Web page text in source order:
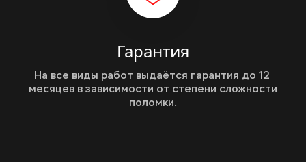
Гарантия
На все виды работ выдаётся гарантия до 12
месяцев в зависимости от степени сложности
поломки.